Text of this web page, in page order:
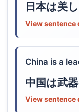
日本は美
View sentence
China is a
中国は武
View sentence